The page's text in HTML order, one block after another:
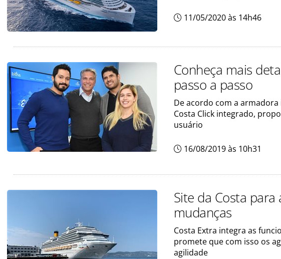
11/05/2020 às 14h46
Conheça mais
passo a passo
De acordo com a
Costa Click integrado,
usuário
16/08/2019 às 10h31
Site da Costa
mudanças
Costa Extra integra as
promete que com isso os
agilidade